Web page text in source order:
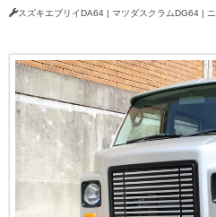
スズキエブリイDA64 | マツダスクラムDG64 |